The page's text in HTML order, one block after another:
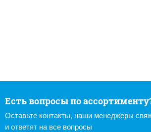
Есть вопросы по
Оставьте контакты, наши менеджеры
и ответят на все вопросы